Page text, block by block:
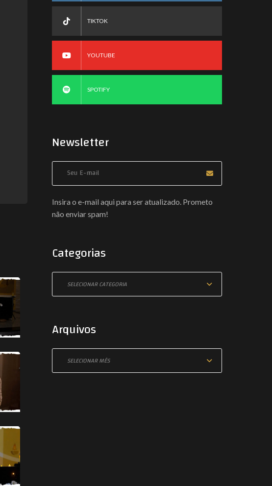
TIKTOK
YOUTUBE
SPOTIFY
Newsletter
Insira o e-mail aqui para ser atualizado. Prometo
não enviar spam!
Categorias
Arquivos